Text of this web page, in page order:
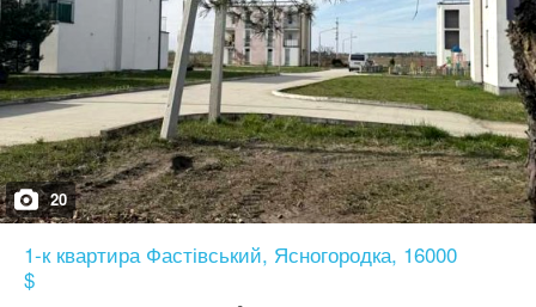
20
1-к квартира Фастівський, Ясногородка, 16000
$